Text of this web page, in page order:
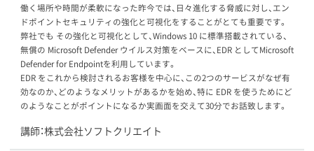
働く場所や時間が柔軟になった昨今では、日々進化する脅威に対し、エン
ドポイントセキュリティの強化と可視化をすることがとても重要です。
弊社でも その強化と可視化として、Windows 10 に標準搭載されている、
無償の Microsoft Defender ウイルス対策をベースに、EDR としてMicrosoft
Defender for Endpointを利用しています。
EDR をこれから検討されるお客様を中心に、この2つのサービスがなぜ有
効なのか、どのようなメリットがあるかを始め、特に EDR を使うためにど
のようなことがポイントになるか実画面を交えて30分でお話致します。
講師：株式会社ソフトクリエイト